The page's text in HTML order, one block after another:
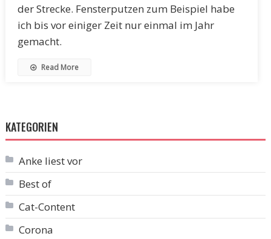
der Strecke. Fensterputzen zum Beispiel habe
ich bis vor einiger Zeit nur einmal im Jahr
gemacht.
Read More
KATEGORIEN
Anke liest vor
Best of
Cat-Content
Corona